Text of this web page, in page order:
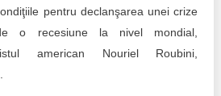
pentru declanşarea unei crize
o recesiune la nivel mondial,
american Nouriel Roubini,